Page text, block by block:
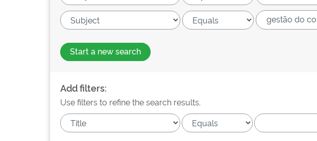
Start a new search
Add filters:
Use filters to refine the search results.